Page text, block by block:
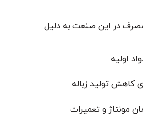
در این صنعت به دلیل
اولیه
کاهش تولید زباله
مونتاژ و تعمیرات